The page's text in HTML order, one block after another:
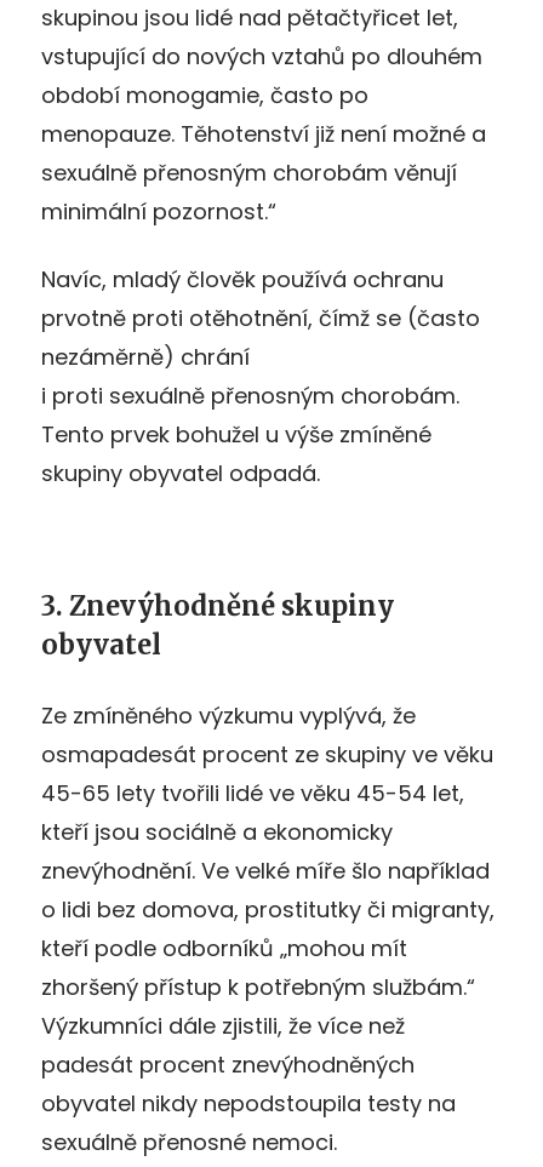
skupinou jsou lidé nad pětačtyřicet let,
vstupující do nových vztahů po dlouhém
období monogamie, často po
menopauze. Těhotenství již není možné a
sexuálně přenosným chorobám věnují
minimální pozornost.“
Navíc, mladý člověk používá ochranu
prvotně proti otěhotnění, čímž se (často
nezáměrně) chrání
i proti sexuálně přenosným chorobám.
Tento prvek bohužel u výše zmíněné
skupiny obyvatel odpadá.
3. Znevýhodněné skupiny
obyvatel
Ze zmíněného výzkumu vyplývá, že
osmapadesát procent ze skupiny ve věku
45-65 lety tvořili lidé ve věku 45-54 let,
kteří jsou sociálně a ekonomicky
znevýhodnění. Ve velké míře šlo například
o lidi bez domova, prostitutky či migranty,
kteří podle odborníků „mohou mít
zhoršený přístup k potřebným službám.“
Výzkumníci dále zjistili, že více než
padesát procent znevýhodněných
obyvatel nikdy nepodstoupila testy na
sexuálně přenosné nemoci.